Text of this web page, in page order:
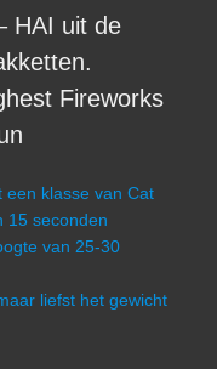
HAI uit de
Fireworks
een klasse van Cat
15 seconden
van 25-30
liefst het gewicht